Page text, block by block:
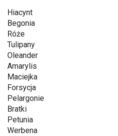
Hiacynt
Begonia
Róże
Tulipany
Oleander
Amarylis
Maciejka
Forsycja
Pelargonie
Bratki
Petunia
Werbena